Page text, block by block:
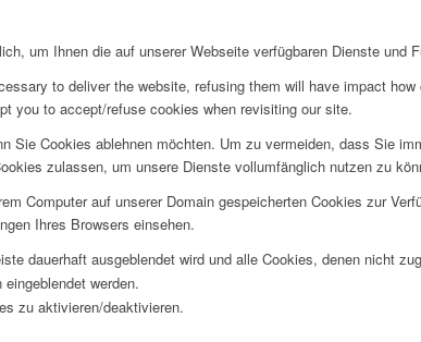
um Ihnen die auf unserer Webseite verfügbaren Dienste und
to deliver the website, refusing them will have impact
you to accept/refuse cookies when revisiting our site.
Sie Cookies ablehnen möchten. Um zu vermeiden, dass Sie
zulassen, um unsere Dienste vollumfänglich nutzen zu
Computer auf unserer Domain gespeicherten Cookies zur
Ihres Browsers einsehen.
dauerhaft ausgeblendet wird und alle Cookies, denen nicht
werden.
zu aktivieren/deaktivieren.